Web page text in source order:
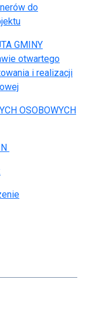
do
GMINY
otwartego
i realizacji
OSOBOWYCH